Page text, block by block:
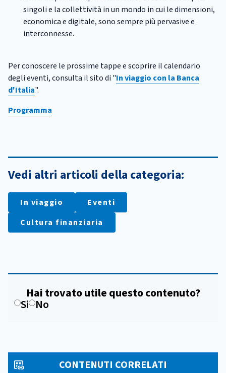
singoli e la collettività in un mondo in cui le dimensioni,
economica e digitale, sono sempre più pervasive e
interconnesse.
Per conoscere le prossime tappe e scoprire il calendario
degli eventi, consulta il sito di "In viaggio con la Banca
d'Italia".
Programma
Vedi altri articoli della categoria:
In viaggio
Eventi
Cultura finanziaria
Hai trovato utile questo contenuto?
Si No
CONTENUTI CORRELATI